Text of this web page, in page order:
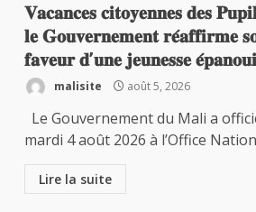
𝐕𝐚𝐜𝐚𝐧𝐜𝐞𝐬 𝐜𝐢𝐭𝐨𝐲𝐞𝐧𝐧𝐞𝐬 𝐝𝐞𝐬
𝐥𝐞 𝐆𝐨𝐮𝐯𝐞𝐫𝐧𝐞𝐦𝐞𝐧𝐭 𝐫𝐞́𝐚𝐟𝐟𝐢𝐫𝐦𝐞
𝐟𝐚𝐯𝐞𝐮𝐫 𝐝’𝐮𝐧𝐞 𝐣𝐞𝐮𝐧𝐞𝐬𝐬𝐞
malisite août 5, 2026
Le Gouvernement du Mali a
mardi 4 août 2026 à l’Office
Lire la suite